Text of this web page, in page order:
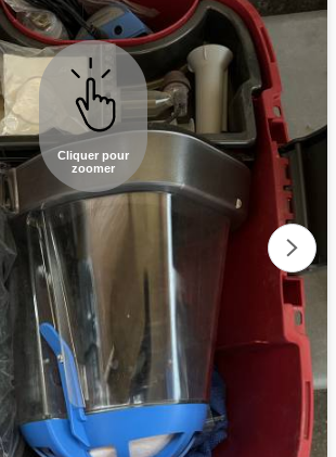
Cliquer pour
zoomer